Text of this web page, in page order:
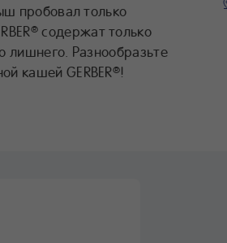
пробовал только
®содержат только
лишнего. Разнообразьте
кашей GERBER®!